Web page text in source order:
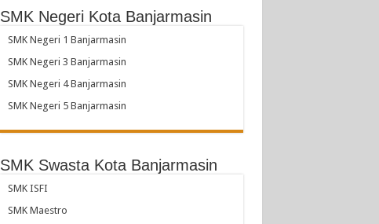
SMK Negeri Kota Banjarmasin
SMK Negeri 1 Banjarmasin
SMK Negeri 3 Banjarmasin
SMK Negeri 4 Banjarmasin
SMK Negeri 5 Banjarmasin
SMK Swasta Kota Banjarmasin
SMK ISFI
SMK Maestro